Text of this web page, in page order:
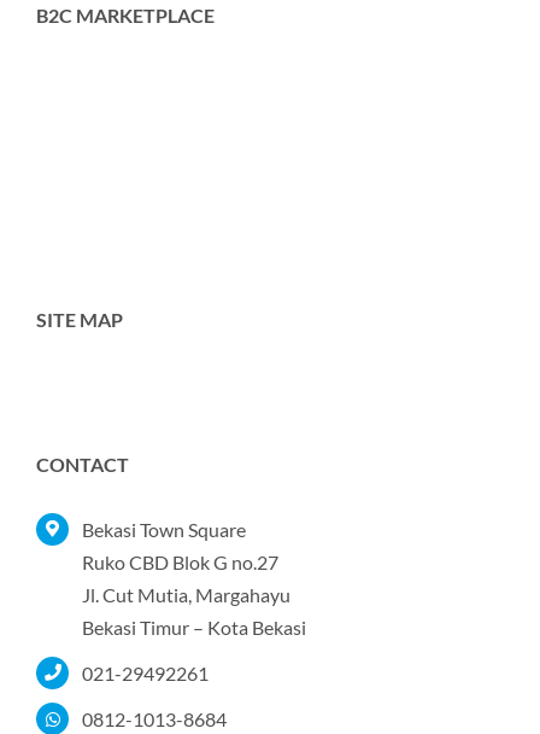
B2C MARKETPLACE
SITE MAP
Tentang Kami
Produk
Portofolio
CONTACT
Bekasi Town Square
Ruko CBD Blok G no.27
Jl. Cut Mutia, Margahayu
Bekasi Timur – Kota Bekasi
021-29492261
0812-1013-8684